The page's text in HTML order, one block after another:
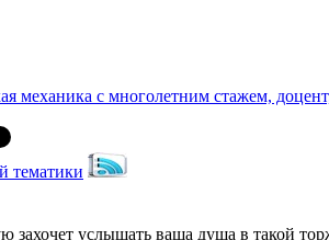
механика с многолетним стажем,
тематики
услышать ваша душа в такой